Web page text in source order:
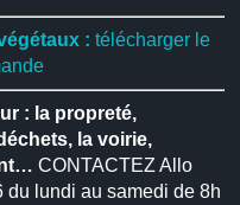
: télécharger le
: la propreté,
la voirie,
CONTACTEZ Allo
du lundi au samedi de 8h